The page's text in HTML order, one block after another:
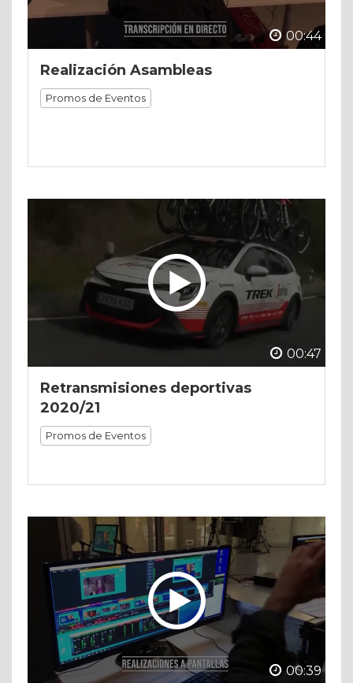
00:44
Realización Asambleas
Promos de Eventos
00:47
Retransmisiones deportivas
2020/21
Promos de Eventos
00:39